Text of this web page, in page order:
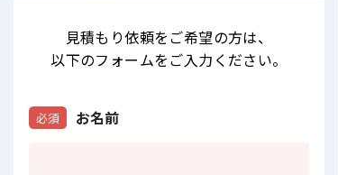
見積もり依頼をご希望の方は、
以下のフォームをご入力ください。
お名前
必須